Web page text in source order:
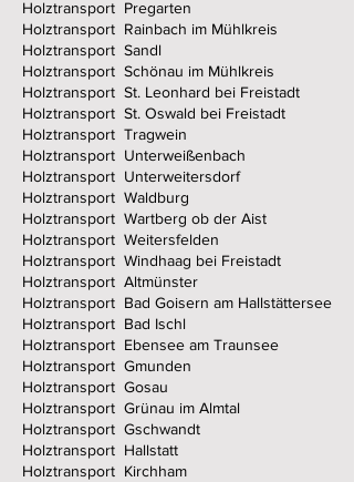
Holztransport Pregarten
Holztransport Rainbach im Mühlkreis
Holztransport Sandl
Holztransport Schönau im Mühlkreis
Holztransport St. Leonhard bei Freistadt
Holztransport St. Oswald bei Freistadt
Holztransport Tragwein
Holztransport Unterweißenbach
Holztransport Unterweitersdorf
Holztransport Waldburg
Holztransport Wartberg ob der Aist
Holztransport Weitersfelden
Holztransport Windhaag bei Freistadt
Holztransport Altmünster
Holztransport Bad Goisern am Hallstättersee
Holztransport Bad Ischl
Holztransport Ebensee am Traunsee
Holztransport Gmunden
Holztransport Gosau
Holztransport Grünau im Almtal
Holztransport Gschwandt
Holztransport Hallstatt
Holztransport Kirchham